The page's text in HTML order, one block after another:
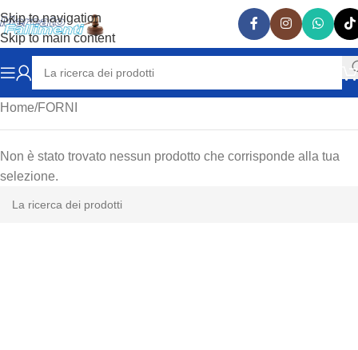
Skip to navigation
Skip to main content
Home FORNI
Non è stato trovato nessun prodotto che corrisponde alla tua
selezione.